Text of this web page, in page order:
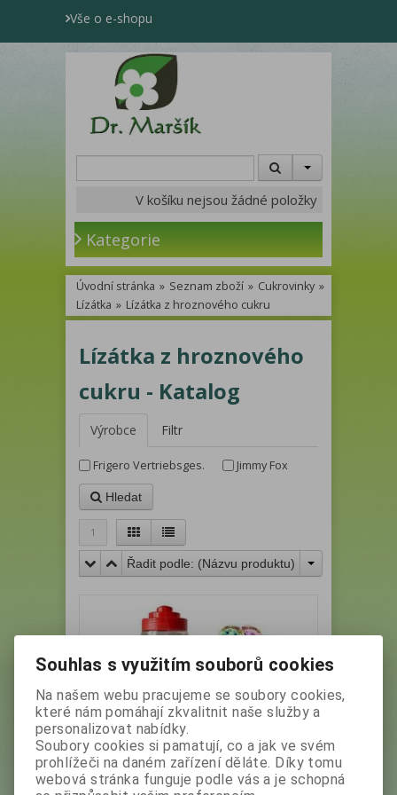
Vše o e-shopu
V košíku nejsou žádné položky
Kategorie
Úvodní stránka » Seznam zboží » Cukrovinky »
Lízátka » Lízátka z hroznového cukru
Lízátka z hroznového
cukru - Katalog
Výrobce Filtr
Frigero Vertriebsges. Jimmy Fox
Hledat
1
Řadit podle: (Názvu produktu)
JIMMY FOX ROYAL LÍZÁTKO lollipop
8g (180ks)
Souhlas s využitím souborů cookies
Na našem webu pracujeme se soubory cookies,
které nám pomáhají zkvalitnit naše služby a
personalizovat nabídky.
Soubory cookies si pamatují, co a jak ve svém
prohlížeči na daném zařízení děláte. Díky tomu
webová stránka funguje podle vás a je schopná